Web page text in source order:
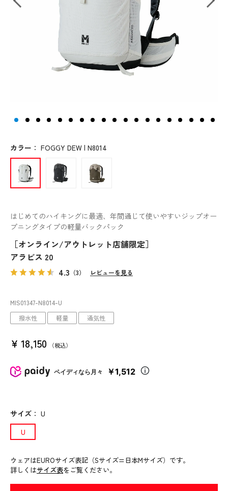
はじめてのハイキングに最適、年間通じて使いやすいジップオー
プニングタイプの軽量バックパック
［オンライン/アウトレット店舗限定］
アラビス 20
4.3 （3） レビューを見る
MIS01347-N8014-U
撥水性 軽量 通気性
¥ 18,150 税込
ペイディなら月々 ￥1,512
カラー ： FOGGY DEW | N8014
サイズ ： U
U
ウェアはEUROサイズ表記（Sサイズ=日本Mサイズ）です。
詳しくはサイズ表をご覧ください。